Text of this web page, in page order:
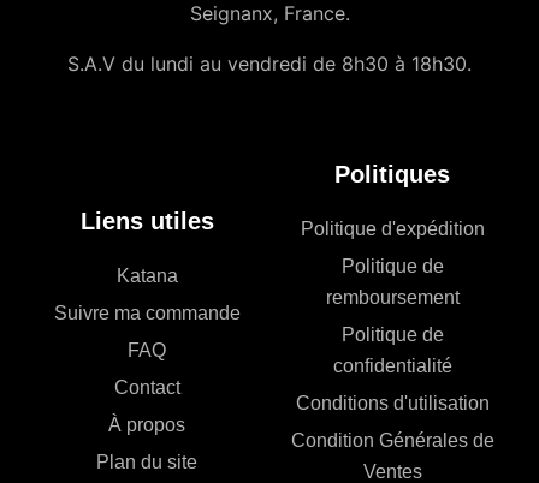
Seignanx, France.
S.A.V du lundi au vendredi de 8h30 à 18h30.
Liens utiles
Katana
Suivre ma commande
FAQ
Contact
À propos
Plan du site
Politiques
Politique d'expédition
Politique de
remboursement
Politique de
confidentialité
Conditions d'utilisation
Condition Générales de
Ventes